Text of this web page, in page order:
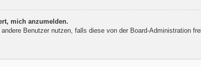
mich anzumelden.
Benutzer nutzen, falls diese von der Board-Administration